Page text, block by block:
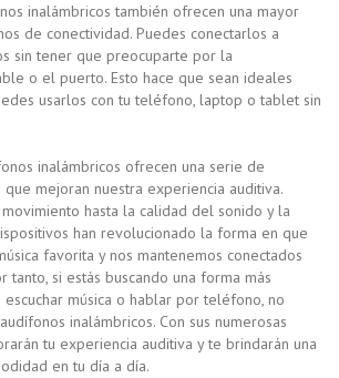
inalámbricos también ofrecen una mayor
de conectividad. Puedes conectarlos a
sin tener que preocuparte por la
o el puerto. Esto hace que sean ideales
usarlos con tu teléfono, laptop o tablet sin
inalámbricos ofrecen una serie de
que mejoran nuestra experiencia auditiva.
hasta la calidad del sonido y la
han revolucionado la forma en que
favorita y nos mantenemos conectados
tanto, si estás buscando una forma más
música o hablar por teléfono, no
inalámbricos. Con sus numerosas
tu experiencia auditiva y te brindarán una
en tu día a día.